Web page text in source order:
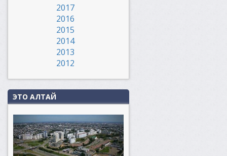
2017
2016
2015
2014
2013
2012
ЭТО АЛТАЙ